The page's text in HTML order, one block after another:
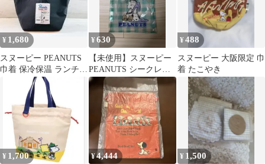
¥ 1,680
スヌーピー PEANUTS
巾着 保冷保温 ランチバ
ッグ 新品 ブラック
¥630
【未使用】スヌーピー
PEANUTS シークレッ
トPVC巾着 ライナス
水色
¥488
スヌーピー 大阪限定 巾
着 たこやき
¥ 1,700 ¥4,444 ¥ 1,500